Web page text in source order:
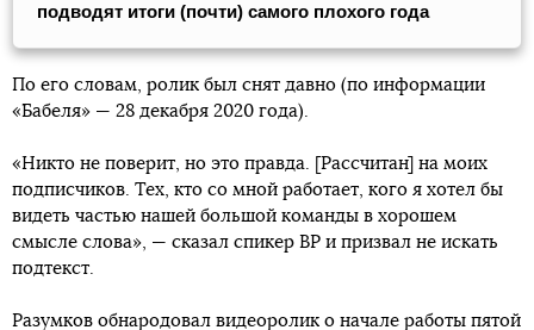
подводят итоги (почти) самого плохого года
По его словам, ролик был снят давно (по информации
«Бабеля» — 28 декабря 2020 года).
«Никто не поверит, но это правда. [Рассчитан] на моих
подписчиков. Тех, кто со мной работает, кого я хотел бы
видеть частью нашей большой команды в хорошем
смысле слова», — сказал спикер ВР и призвал не искать
подтекст.
Разумков обнародовал видеоролик о начале работы пятой